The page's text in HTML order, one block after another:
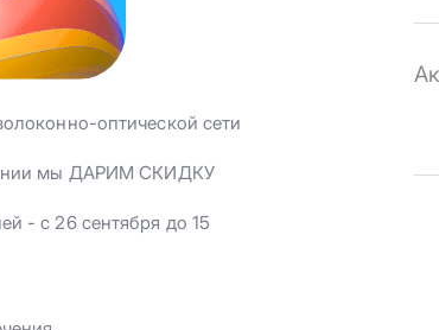
оптической сети
мы ДАРИМ СКИДКУ
- с 26 сентября до 15